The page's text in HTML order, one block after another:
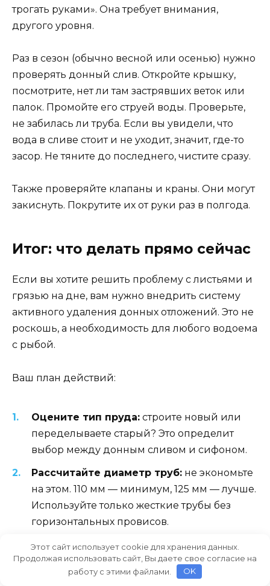
трогать руками». Она требует внимания,
другого уровня.
Раз в сезон (обычно весной или осенью) нужно
проверять донный слив. Откройте крышку,
посмотрите, нет ли там застрявших веток или
палок. Промойте его струей воды. Проверьте,
не забилась ли труба. Если вы увидели, что
вода в сливе стоит и не уходит, значит, где-то
засор. Не тяните до последнего, чистите сразу.
Также проверяйте клапаны и краны. Они могут
закиснуть. Покрутите их от руки раз в полгода.
Итог: что делать прямо сейчас
Если вы хотите решить проблему с листьями и
грязью на дне, вам нужно внедрить систему
активного удаления донных отложений. Это не
роскошь, а необходимость для любого водоема
с рыбой.
Ваш план действий:
Оцените тип пруда: строите новый или
переделываете старый? Это определит
выбор между донным сливом и сифоном.
Рассчитайте диаметр труб: не экономьте
на этом. 110 мм — минимум, 125 мм — лучше.
Используйте только жесткие трубы без
горизонтальных провисов.
Подготовьте каркас:если строите,
сделайте уклон дна к одной точке или
нескольким точкам.
Этот сайт использует cookie для хранения данных.
Продолжая использовать сайт, Вы даете свое согласие на
работу с этими файлами.
OK